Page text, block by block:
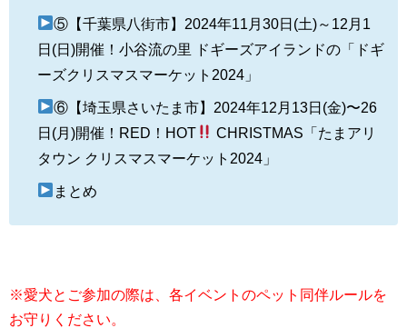
⑤【千葉県八街市】2024年11月30日(土)～12月1
日(日)開催！小谷流の里 ドギーズアイランドの「ドギ
ーズクリスマスマーケット2024」
⑥【埼玉県さいたま市】2024年12月13日(金)〜26
日(月)開催！RED！HOT
CHRISTMAS「たまアリ
タウン クリスマスマーケット2024」
まとめ
※愛犬とご参加の際は、各イベントのペット同伴ルールを
お守りください。